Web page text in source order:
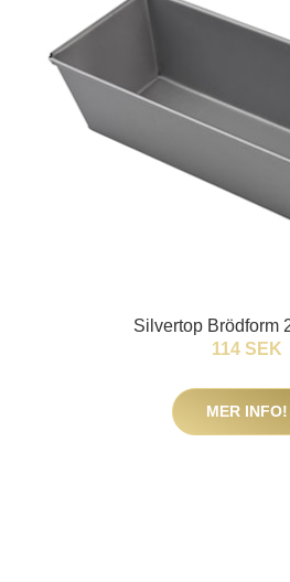
Silvertop Brödform
114 SEK
MER INFO!